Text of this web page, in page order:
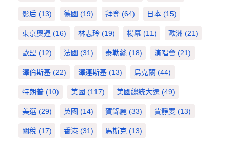
影后 (13) 德國 (19) 拜登 (64) 日本 (15)
東京奧運 (16) 林志玲 (19) 楊冪 (11) 歐洲 (21)
歐盟 (12) 法國 (31) 泰勒絲 (18) 演唱會 (21)
澤倫斯基 (22) 澤連斯基 (13) 烏克蘭 (44)
特朗普 (10) 美國 (117) 美國總統大選 (49)
美選 (29) 英國 (14) 賀錦麗 (33) 賈靜雯 (13)
關稅 (17) 香港 (31) 馬斯克 (13)